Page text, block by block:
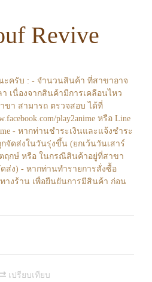
Revive
ะครับ : - จำนวนสินค้า ที่สาขาอาจ
า เนื่องจากสินค้ามีการเคลือนไหว
ขา สามารถ ตรวจสอบ ได้ที่
play2anime หรือ Line
- หากท่านชำระเงินและแจ้งชำระ
จัดส่งในวันรุ่งขึ้น (ยกเว้นวันเสาร์
ฤกษ์ หรือ ในกรณีสินค้าอยู่ที่สาขา
ส่ง) - หากท่านทำรายการสั่งซื้อ
ทางร้าน เพื่อยืนยันการมีสินค้า ก่อน
เปรียบเทียบ